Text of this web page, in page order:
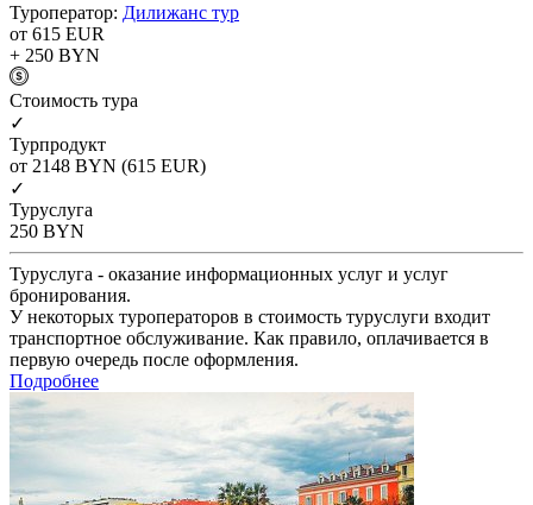
Туроператор: Дилижанс тур
от 615 EUR
+ 250 BYN
Cтоимость тура
✓
Турпродукт
от 2148 BYN (615 EUR)
✓
Туруслуга
250 BYN
Туруслуга - оказание информационных услуг и услуг
бронирования.
У некоторых туроператоров в стоимость туруслуги входит
транспортное обслуживание. Как правило, оплачивается в
первую очередь после оформления.
Подробнее